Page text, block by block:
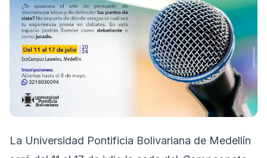
La Universidad Pontificia Bolivariana de Medellín